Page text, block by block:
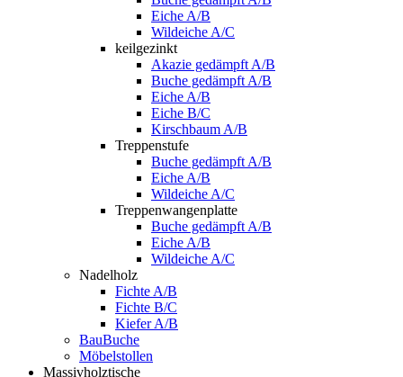
Eiche A/B
Wildeiche A/C
keilgezinkt
Akazie gedämpft A/B
Buche gedämpft A/B
Eiche A/B
Eiche B/C
Kirschbaum A/B
Treppenstufe
Buche gedämpft A/B
Eiche A/B
Wildeiche A/C
Treppenwangenplatte
Buche gedämpft A/B
Eiche A/B
Wildeiche A/C
Nadelholz
Fichte A/B
Fichte B/C
Kiefer A/B
BauBuche
Möbelstollen
Massivholztische